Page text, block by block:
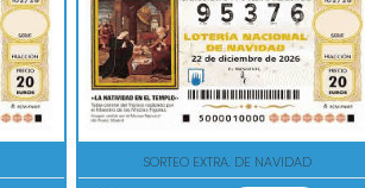
SORTEO EXTRA. DE NAVIDAD